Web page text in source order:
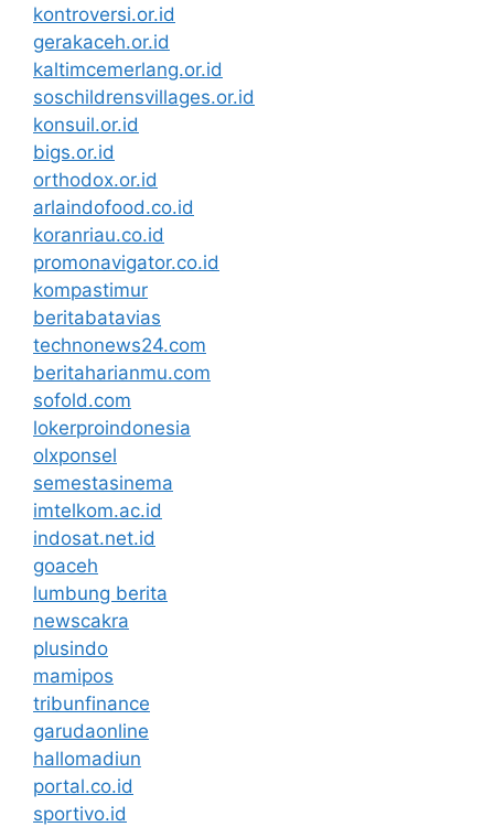
kontroversi.or.id
gerakaceh.or.id
kaltimcemerlang.or.id
soschildrensvillages.or.id
konsuil.or.id
bigs.or.id
orthodox.or.id
arlaindofood.co.id
koranriau.co.id
promonavigator.co.id
kompastimur
beritabatavias
technonews24.com
beritaharianmu.com
sofold.com
lokerproindonesia
olxponsel
semestasinema
imtelkom.ac.id
indosat.net.id
goaceh
lumbung berita
newscakra
plusindo
mamipos
tribunfinance
garudaonline
hallomadiun
portal.co.id
sportivo.id